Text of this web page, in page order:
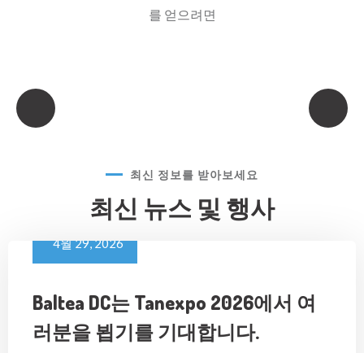
를 얻으려면
최신 정보를 받아보세요
최신 뉴스 및 행사
4월 29, 2026
Baltea DC는 Tanexpo 2026에서 여
러분을 뵙기를 기대합니다.